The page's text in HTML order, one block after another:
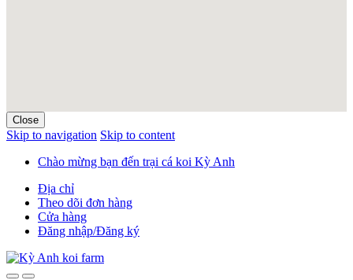
Close
Skip to navigation Skip to content
Chào mừng bạn đến trại cá koi Kỳ Anh
Địa chỉ
Theo dõi đơn hàng
Cửa hàng
Đăng nhập/Đăng ký